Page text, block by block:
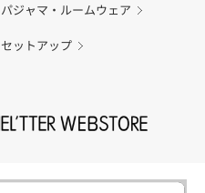
パジャマ・ルームウェア
セットアップ